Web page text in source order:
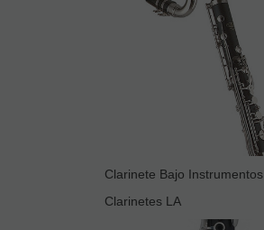
Clarinete Bajo Instrumentos
Clarinetes LA